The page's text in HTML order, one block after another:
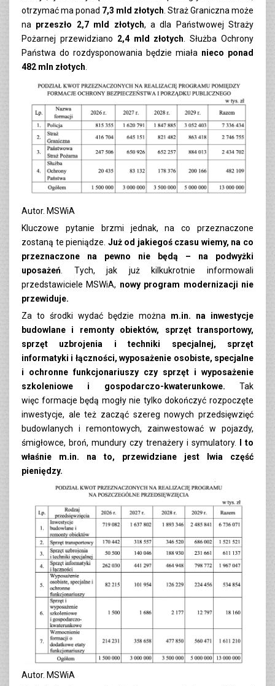
otrzymać ma ponad 7,3 mld złotych . Straż Graniczna może
na przeszło 2,7 mld złotych, a dla Państwowej Straży
Pożarnej przewidziano 2,4 mld złotych . Służba Ochrony
Państwa do rozdysponowania będzie miała nieco ponad
482 mln złotych
Autor. MSWiA
Kluczowe pytanie brzmi jednak, na co przeznaczone
zostaną te pieniądze. Już od jakiegoś czasu wiemy, na co
przeznaczone na pewno nie będą – na podwyżki
uposażeń . Tych, jak już kilkukrotnie informowali
przedstawiciele MSWiA, nowy program modernizacji nie
przewiduje.
Za to środki wydać będzie można m.in. na inwestycje
budowlane i remonty obiektów, sprzęt transportowy,
sprzęt uzbrojenia i techniki specjalnej, sprzęt
informatyki i łączności, wyposażenie osobiste, specjalne
i ochronne funkcjonariuszy czy sprzęt i wyposażenie
szkoleniowe i gospodarczo-kwaterunkowe. Tak
więc formacje będą mogły nie tylko dokończyć rozpoczęte
inwestycje, ale też zacząć szereg nowych przedsięwzięć
budowlanych i remontowych, zainwestować w pojazdy,
śmigłowce, broń, mundury czy trenażery i symulatory.
I to
właśnie m.in. na to, przewidziane jest lwia część
pieniędzy.
Autor. MSWiA